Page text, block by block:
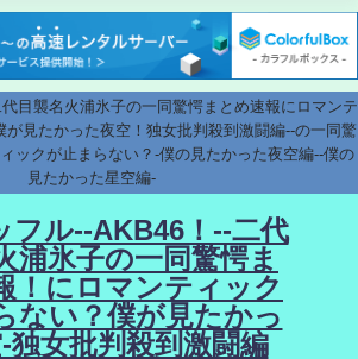
目襲名火浦氷子の一同驚愕まとめ速報にロマンテ
が見たかった夜空！独女批判殺到激闘編--の一同驚
ックが止まらない？-僕の見たかった夜空編--僕の
見たかった星空編-
フル--AKB46！--二代
浦氷子の一同驚愕ま
！にロマンティック
ない？僕が見たかっ
独女批判殺到激闘編